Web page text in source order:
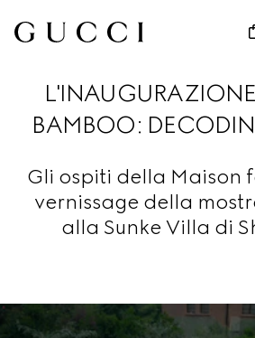
BAMBOO:
Gli ospiti della Maison
vernissage della
alla Sunke Villa di